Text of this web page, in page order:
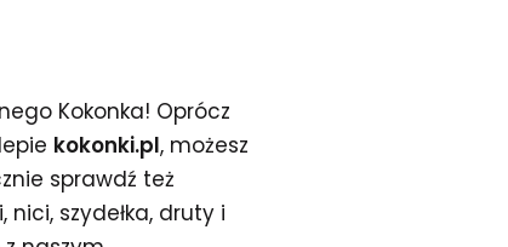
Kokonka! Oprócz
kokonki.pl, możesz
sprawdź też
nici, szydełka, druty i